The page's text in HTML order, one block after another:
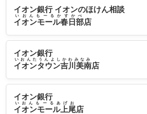
イオン銀行 イオンのほけん相談
イオンモール春日部
いおんもーるかすかべ
店
イオン銀行
イオンタウン吉川美南
いおんたうんよしかわみなみ
店
イオン銀行
イオンモール上尾
いおんもーるあげお
店